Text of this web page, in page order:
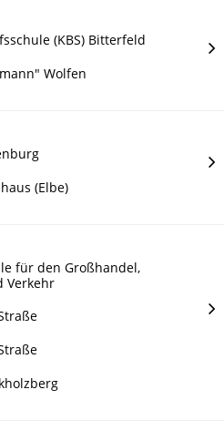
(KBS) Bitterfeld
Wolfen
(Elbe)
für den Großhandel,
Verkehr